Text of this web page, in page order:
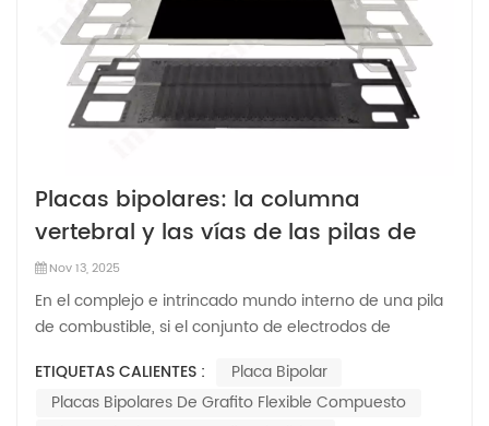
Placas bipolares: la columna
vertebral y las vías de las pilas de
combustible
Nov 13, 2025
En el complejo e intrincado mundo interno de una pila
de combustible, si el conjunto de electrodos de
generación de energía, entonces el placa bipolar es la
"columna vertebral" que sostiene toda la estructura de
ETIQUETAS CALIENTES :
Placa Bipolar
Placas Bipolares De Grafito Flexible Compuesto